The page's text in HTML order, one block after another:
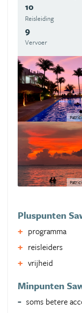
10
Reisleiding
9
Vervoer
Pluspunten
programma
reisleiders
vrijheid
Minpunten
soms betere